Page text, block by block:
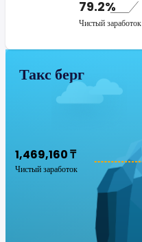
79.2%
Чистый заработок
Такс берг
1,469,160 ₸
Чистый заработок